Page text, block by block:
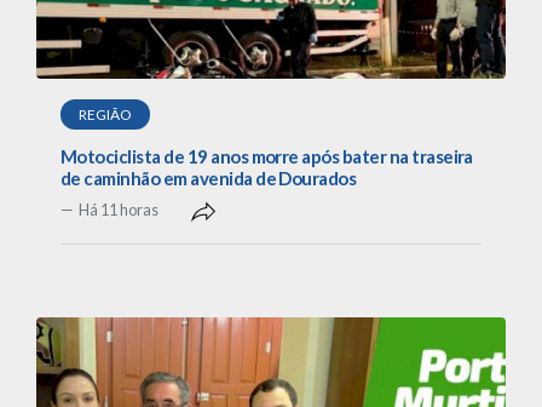
REGIÃO
Motociclista de 19 anos morre após bater na traseira
de caminhão em avenida de Dourados
Há 11 horas